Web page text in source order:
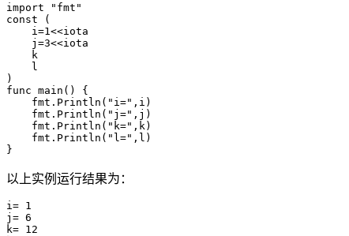
import "fmt"
const (
    i=1<<iota
    j=3<<iota
    k
    l
)
func main() {
    fmt.Println("i=",i)
    fmt.Println("j=",j)
    fmt.Println("k=",k)
    fmt.Println("l=",l)
}
以上实例运行结果为：
i= 1
j= 6
k= 12